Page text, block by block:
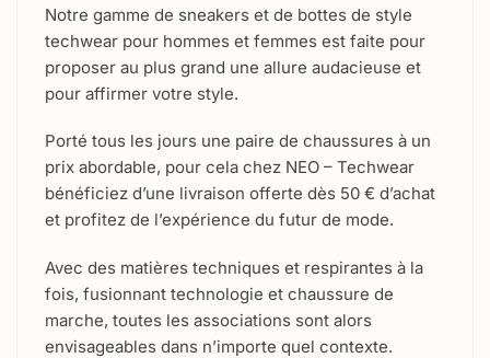
Notre gamme de sneakers et de bottes de style
techwear pour hommes et femmes est faite pour
proposer au plus grand une allure audacieuse et
pour affirmer votre style.
Porté tous les jours une paire de chaussures à un
prix abordable, pour cela chez NEO – Techwear
bénéficiez d’une livraison offerte dès 50 € d’achat
et profitez de l’expérience du futur de mode.
Avec des matières techniques et respirantes à la
fois, fusionnant technologie et chaussure de
marche, toutes les associations sont alors
envisageables dans n’importe quel contexte.